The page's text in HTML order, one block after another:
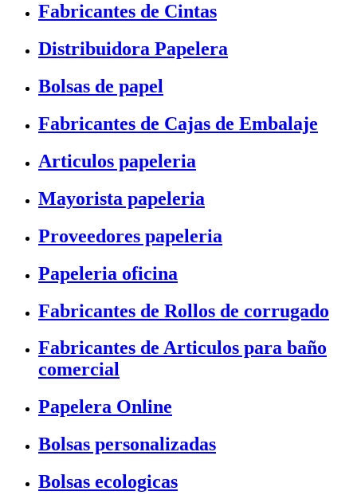
Fabricantes de Cintas
Distribuidora Papelera
Bolsas de papel
Fabricantes de Cajas de Embalaje
Articulos papeleria
Mayorista papeleria
Proveedores papeleria
Papeleria oficina
Fabricantes de Rollos de corrugado
Fabricantes de Articulos para baño
comercial
Papelera Online
Bolsas personalizadas
Bolsas ecologicas